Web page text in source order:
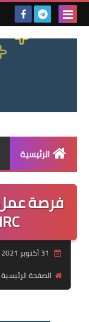
الرئيسية
فرصة
IRC الدولية في العراق
الصفحة الرئيسية